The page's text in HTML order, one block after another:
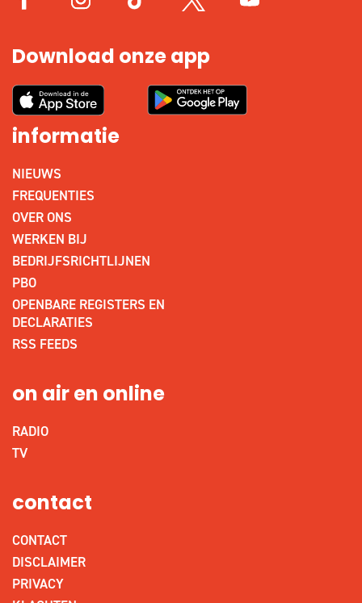
Download onze app
informatie
NIEUWS
FREQUENTIES
OVER ONS
WERKEN BIJ
BEDRIJFSRICHTLIJNEN
PBO
OPENBARE REGISTERS EN
DECLARATIES
RSS FEEDS
on air en online
RADIO
TV
contact
CONTACT
DISCLAIMER
PRIVACY